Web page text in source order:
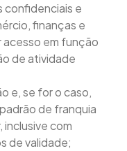
confidenciais e
finanças e
acesso em função
de atividade
e, se for o caso,
de franquia
com
de validade;